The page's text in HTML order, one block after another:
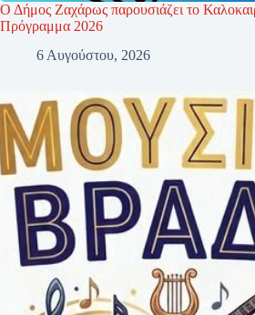
Ο Δήμος Ζαχάρως παρουσιάζει το
Πρόγραμμα 2026
6 Αυγούστου, 2026